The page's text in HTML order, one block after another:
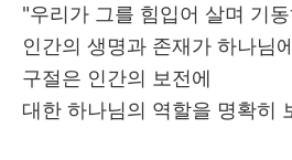
"우리가 그를 힘입어 살며 기
인간의 생명과 존재가 하나님
구절은 인간의 보전에
대한 하나님의 역할을 명확히